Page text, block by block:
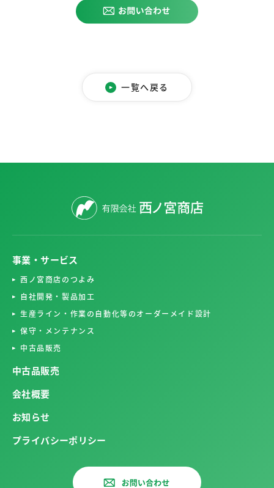
一覧へ戻る
事業・サービス
西ノ宮商店のつよみ
自社開発・製品加工
生産ライン・作業の自動化等のオーダーメイド設計
保守・メンテナンス
中古品販売
中古品販売
会社概要
お知らせ
プライバシーポリシー